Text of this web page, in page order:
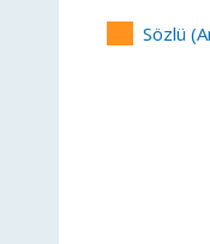
Sözlü